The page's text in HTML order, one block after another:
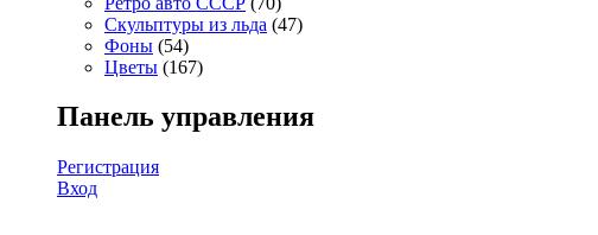
Скульптуры из льда (47)
Фоны (54)
Цветы (167)
Панель управления
Регистрация
Вход